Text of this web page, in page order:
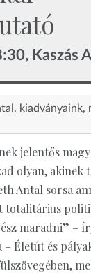
Kaszás
kiadványaink
jelentős
olyan, akinek
Antal sorsa
totalitárius
maradni” –
– Életút és